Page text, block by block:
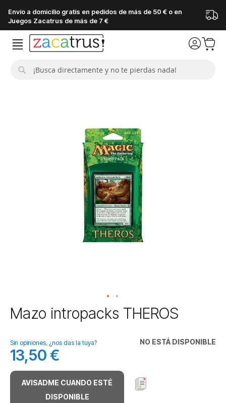
Envío a domicilio gratis en pedidos de más de 50 € o en
Juegos Zacatrus de más de 7 €
Saltar
al
de
la
galería
de
imágenes
Mazo intropacks THEROS
NO ESTÁ DISPONIBLE
Sin opiniones, ¿nos das la tuya?
13,50 €
AVISADME CUANDO ESTÉ
DISPONIBLE